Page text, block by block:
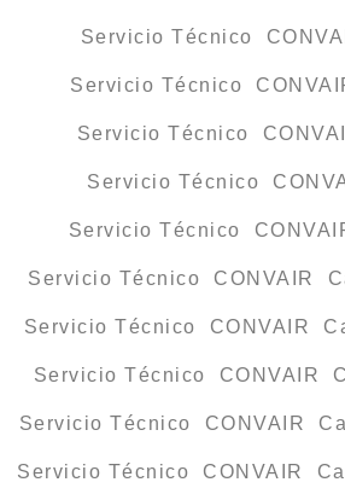
Servicio Técnico
Servicio Técnico
Servicio Técnico
Servicio Técnico
Servicio Técnico
Servicio Técnico CONVAIR
Servicio Técnico CONVAIR
Servicio Técnico CONVAIR
Servicio Técnico CONVAIR
Servicio Técnico CONVAIR